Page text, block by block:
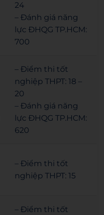
24
– Đánh giá năng
lực ĐHQG TP.HCM:
700
– Điểm thi tốt
nghiệp THPT: 18 –
20
– Đánh giá năng
lực ĐHQG TP.HCM:
620
– Điểm thi tốt
nghiệp THPT: 15
– Điểm thi tốt